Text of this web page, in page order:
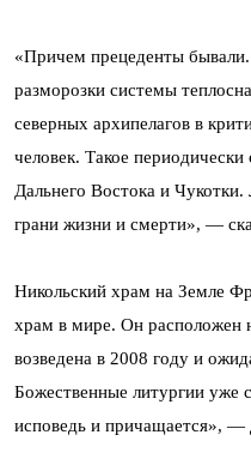
«Причем прецеденты бывали.
разморозки системы
северных архипелагов в
человек. Такое периодически
Дальнего Востока и
грани жизни и смерти», —
Никольский храм на Земле
храм в мире. Он расположен
возведена в 2008 году и
Божественные литургии уже
исповедь и причащается», —